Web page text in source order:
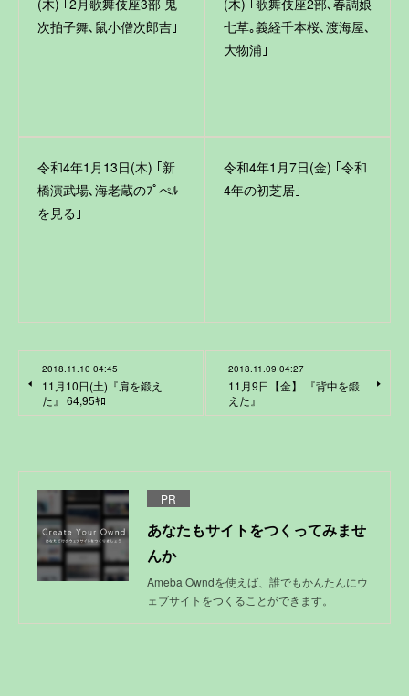
(木) ｢2月歌舞伎座3部 鬼
次拍子舞､鼠小僧次郎吉｣
(木) ｢歌舞伎座2部､春調娘
七草｡義経千本桜､渡海屋､
大物浦｣
令和4年1月13日(木) ｢新
橋演武場､海老蔵のﾌﾟぺﾙ
を見る｣
令和4年1月7日(金) ｢令和
4年の初芝居｣
2018.11.10 04:45
11月10日(土)『肩を鍛え
た』 64,95ｷﾛ
2018.11.09 04:27
11月9日【金】 『背中を鍛
えた』
PR
あなたもサイトをつくってみませ
んか
Ameba Owndを使えば、誰でもかんたんにウ
ェブサイトをつくることができます。